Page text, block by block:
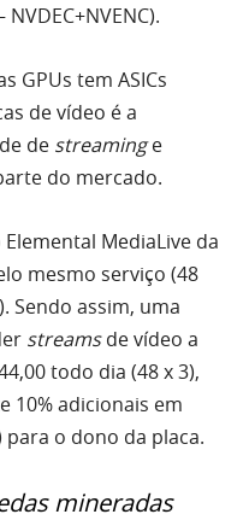
GPUs tem ASICs
de vídeo é a
de streaminge
do mercado.
MediaLive da
mesmo serviço (48
Sendo assim, uma
streamsde vídeo a
todo dia (48 x 3),
10% adicionais em
o dono da placa.
mineradas